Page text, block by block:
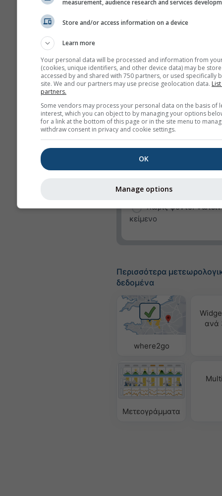
Ταχύτητα ανέμου
Ριπή ανέμου
Σχετική υγρασία
Υετός
Πιθανότητα
κατακρημνίσεων
rainSPOT
Πίεση
Φόντο
κείμενο
Χωρίς φόντο:
κείμενο
Περισσότερα
δεδομένα
where2go
ανά
Μετεογράμματα
measurement, audience research and services
Store and/or access information on a device
Learn more
Your personal data will be processed and information from
(cookies, unique identifiers, and other device data) may be
accessed by and shared with 750 partners, or used specifically
site. We and our partners may use precise geolocation data.
partners.
Some vendors may process your personal data on the basis of
interest, which you can object to by managing your options
for a link at the bottom of this page or in the site menu to
withdraw consent in privacy and cookie settings.
OK
Manage options